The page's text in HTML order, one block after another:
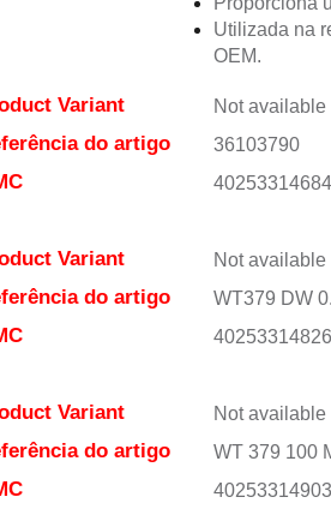
Utilizada na
OEM.
Variant Not available
do artigo 36103790
Variant Not available
do artigo WT379 DW
Variant Not available
do artigo WT 379 100